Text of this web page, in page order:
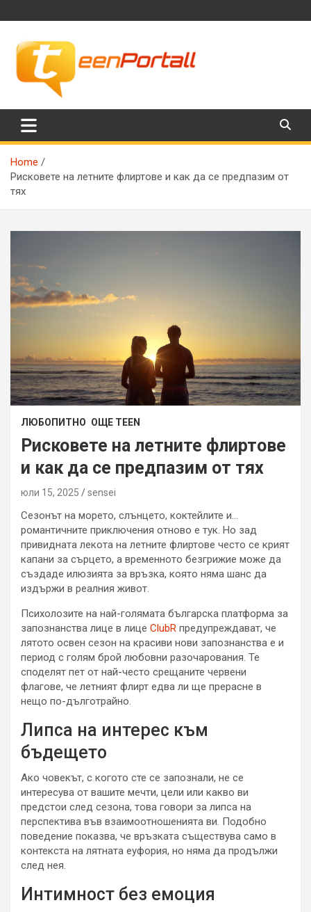
to
TeenPortall
Home
Рисковете на летните флиртове и как да се предпазим от
тях
ЛЮБОПИТНО ОЩЕ TEEN
Рисковете на летните флиртове
и как да се предпазим от тях
юли 15, 2025 sensei
Сезонът на морето, слънцето, коктейлите и…
романтичните приключения отново е тук. Но зад
привидната лекота на летните флиртове често се крият
капани за сърцето, а временното безгрижие може да
създаде илюзията за връзка, която няма шанс да
издържи в реалния живот.
Психолозите на най-голямата българска платформа за
запознанства лице в лице ClubR предупреждават, че
лятото освен сезон на красиви нови запознанства е и
период с голям брой любовни разочарования. Те
споделят пет от най-често срещаните червени
флагове, че летният флирт едва ли ще прерасне в
нещо по-дълготрайно.
Липса на интерес към
бъдещето
Ако човекът, с когото сте се запознали, не се
интересува от вашите мечти, цели или какво ви
предстои след сезона, това говори за липса на
перспектива във взаимоотношенията ви. Подобно
поведение показва, че връзката съществува само в
контекста на лятната еуфория, но няма да продължи
след нея.
Интимност без емоция